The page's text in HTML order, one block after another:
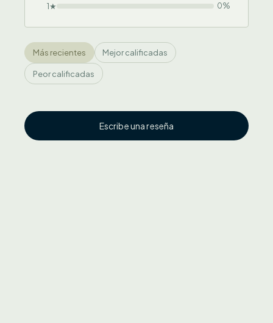
1★ 0%
Más recientes Mejor calificadas
Peor calificadas
Escribe una reseña